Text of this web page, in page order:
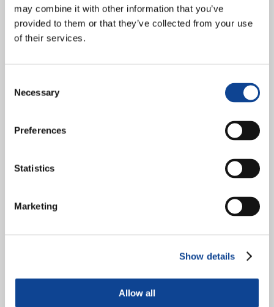
may combine it with other information that you’ve
provided to them or that they’ve collected from your use
of their services.
Selection
Necessary
Preferences
Statistics
Marketing
Show details
Allow all
Dottrina sociale della Chiesa, nello spirito della fraternità universale
I vari membri del Forum delle ONG di...
Parigi, 15 novembre 2016 –